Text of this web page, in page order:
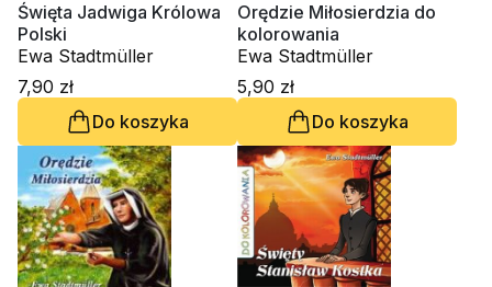
Święta Jadwiga Królowa
Polski
Ewa Stadtmüller
7,90 zł
Do koszyka
Orędzie Miłosierdzia do
kolorowania
Ewa Stadtmüller
5,90 zł
Do koszyka